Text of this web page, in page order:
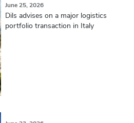
June 25, 2026
Dils advises on a major logistics
portfolio transaction in Italy